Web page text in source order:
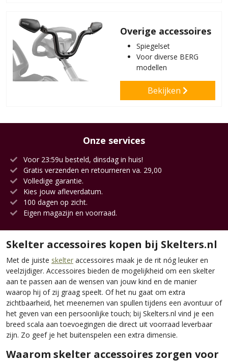
Overige accessoires
Spiegelset
Voor diverse BERG
modellen
Bekijken
Onze services
Voor 23:59u besteld, dinsdag in huis!
Gratis verzenden en retourneren va. 29,00
Volledige garantie.
Kies jouw afleverdatum.
100 dagen op zicht.
Eigen magazijn en voorraad.
Skelter accessoires kopen bij Skelters.nl
Met de juiste skelter accessoires maak je de rit nóg leuker en
veelzijdiger. Accessoires bieden de mogelijkheid om een skelter
aan te passen aan de wensen van jouw kind en de manier
waarop hij of zij graag speelt. Of het nu gaat om extra
zichtbaarheid, het meenemen van spullen tijdens een avontuur of
het geven van een persoonlijke touch; bij Skelters.nl vind je een
breed scala aan toevoegingen die direct uit voorraad leverbaar
zijn. Zo geef je het buitenspelen een extra dimensie.
Waarom skelter accessoires zorgen voor